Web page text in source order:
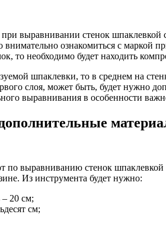
выравнивании стенок шпаклевкой
ознакомиться с маркой
то необходимо будет находить
шпаклевки, то в среднем на
слоя, может быть, будет нужно
выравнивания в особенности
по выравниванию стенок
Из инструмента будет нужно:
– 20 см;
см;